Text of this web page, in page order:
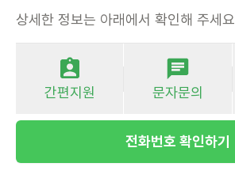
상세한 정보는 아래에서 확인해 주세요
간편지원 문자문의
전화번호 확인하기